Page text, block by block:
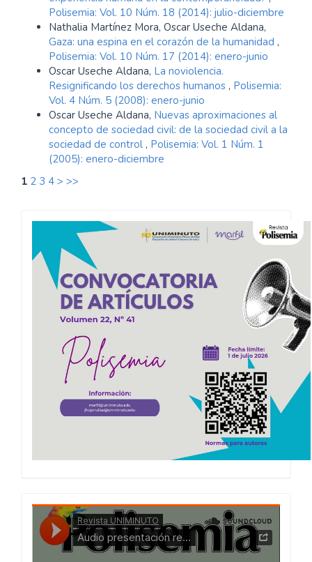
Polisemia: Vol. 10 Núm. 18 (2014): julio-diciembre
Nathalia Martínez Mora, Oscar Useche Aldana,
Gaza: una espina en el corazón de la humanidad ,
Polisemia: Vol. 10 Núm. 17 (2014): enero-junio
Oscar Useche Aldana, La noviolencia.
Resignificando los derechos humanos , Polisemia:
Vol. 4 Núm. 5 (2008): enero-junio
Oscar Useche Aldana, Nuevas aproximaciones al
concepto de sociedad civil: de la sociedad civil a la
sociedad de control , Polisemia: Vol. 1 Núm. 1
(2005): enero-diciembre
1 2 3 4 > >>
Convocatoria
Polisemia
2026
Presentacion
Numero